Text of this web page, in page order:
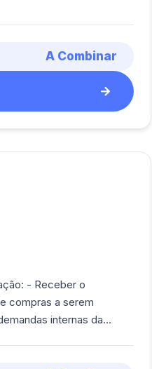
A Combinar
o
compras a serem
internas da